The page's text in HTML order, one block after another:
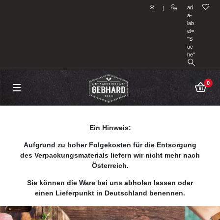
|
ari
a-
lab
el=
"S
uc
he"
0
☰
Ein Hinweis:
Aufgrund zu hoher Folgekosten für die Entsorgung
des Verpackungsmaterials liefern wir nicht mehr nach
Österreich.
Sie können die Ware bei uns abholen lassen oder
einen Lieferpunkt in Deutschland benennen.